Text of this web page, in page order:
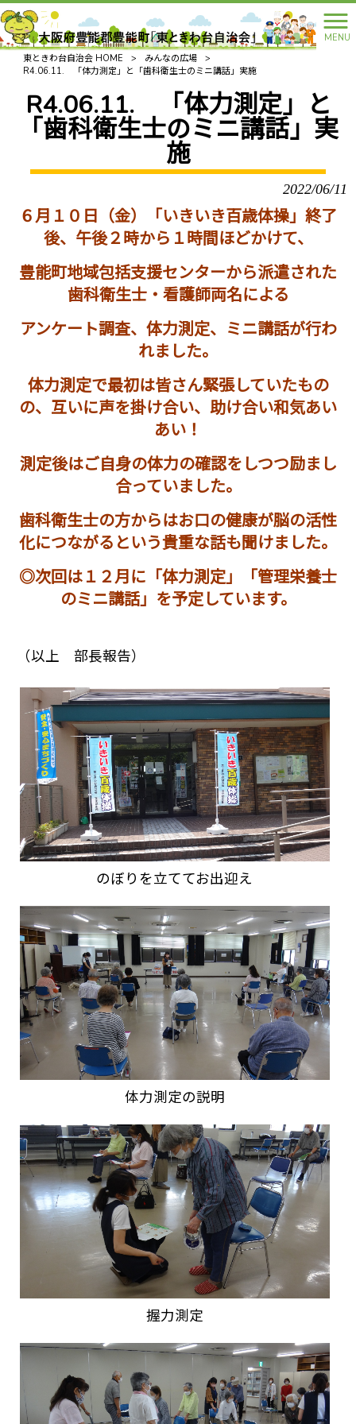
MENU
東ときわ台自治会 HOME
> みんなの広場
>
R4.06.11. 「体力測定」と「歯科衛生士のミニ講話」実施
R4.06.11. 「体力測定」と
「歯科衛生士のミニ講話」実
施
2022/06/11
６月１０日（金）「いきいき百歳体操」終了
後、午後２時から１時間ほどかけて、
豊能町地域包括支援センターから派遣された
歯科衛生士・看護師両名による
アンケート調査、体力測定、ミニ講話が行わ
れました。
体力測定で最初は皆さん緊張していたもの
の、互いに声を掛け合い、助け合い和気あい
あい！
測定後はご自身の体力の確認をしつつ励まし
合っていました。
歯科衛生士の方からはお口の健康が脳の活性
化につながるという貴重な話も聞けました。
◎次回は１２月に「体力測定」「管理栄養士
のミニ講話」を予定しています。
（以上 部長報告）
のぼりを立ててお出迎え
体力測定の説明
握力測定